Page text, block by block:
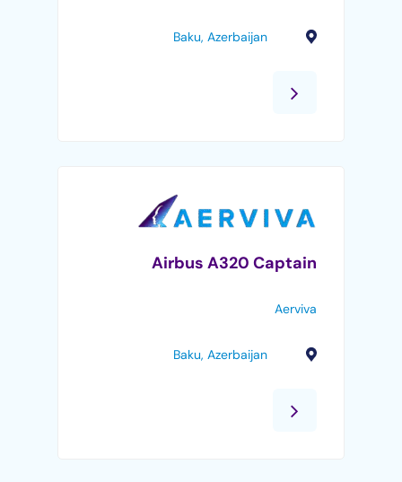
Baku, Azerbaijan
Airbus A320 Captain
Aerviva
Baku, Azerbaijan